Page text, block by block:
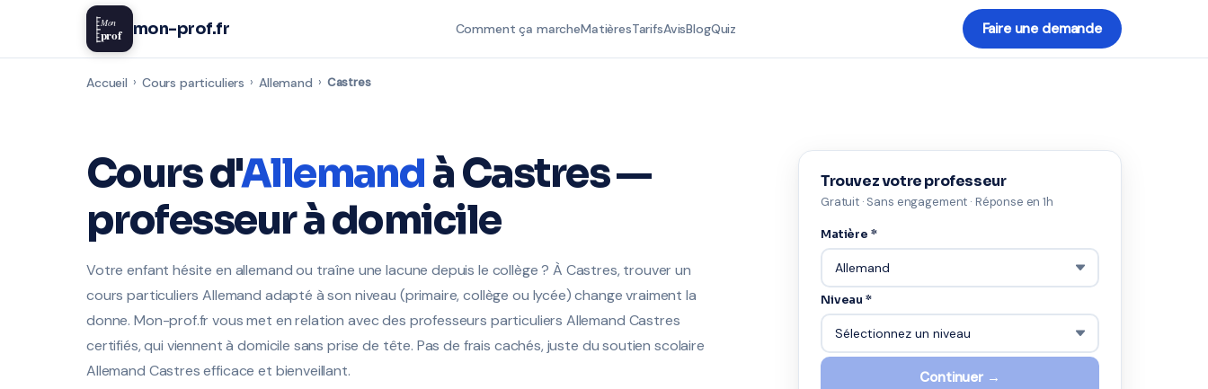
Mon
prof mon-prof.fr Comment ça marcheMatièresTarifsAvisBlogQuiz Faire une demande
Accueil › Cours particuliers › Allemand › Castres
Cours d'Allemandà Castres —
professeur à domicile
Votre enfant hésite en allemand ou traîne une lacune depuis le collège ? À Castres, trouver un
cours particuliers Allemand adapté à son niveau (primaire, collège ou lycée) change vraiment la
donne. Mon-prof.fr vous met en relation avec des professeurs particuliers Allemand Castres
certifiés, qui viennent à domicile sans prise de tête. Pas de frais cachés, juste du soutien scolaire
Allemand Castres efficace et bienveillant.
Trouvez votre professeur
Gratuit · Sans engagement · Réponse en 1h
Matière *
Niveau *
Continuer →